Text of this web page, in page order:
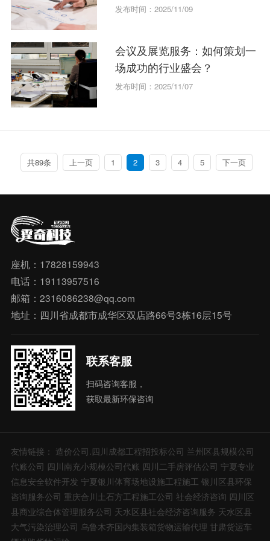
发布时间：2025/11/09
会议及展览服务：如何策划一
场成功的行业盛会？
发布时间：2025/11/07
共89条 上一页 1 2 3 4 5 下一页
座机：17828159943
电话：19113957516
邮箱：2316086238@qq.com
地址：四川省成都市成华区双店路66号3栋16层15号
联系客服
扫码咨询客服，
获取最新环保咨询
友情链接： 造价公司.四川成都工程招投标公司 兰州区县规模公司
代账公司 四川南充小规模公司代账 四川二手房评估公司 宁夏专业
信息安全软件开发 宁夏银川体育场地设施工程施工 银川区县环保
咨询服务公司 重庆合川土石方工程施工公司 社会经济咨询 四川区
县商业综合体管理服务公司 天水区县社会经济咨询服务 天水区县
大气污染治理公司 乌鲁木齐国内集装箱货物运输代理 甘肃货运车